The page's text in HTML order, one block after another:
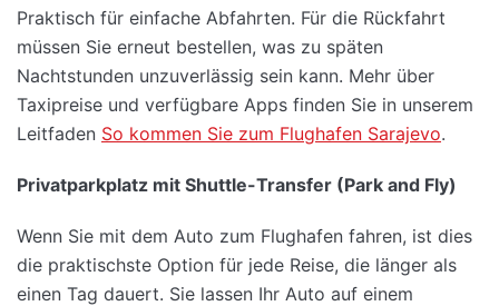
Praktisch für einfache Abfahrten. Für die Rückfahrt
müssen Sie erneut bestellen, was zu späten
Nachtstunden unzuverlässig sein kann. Mehr über
Taxipreise und verfügbare Apps finden Sie in unserem
Leitfaden So kommen Sie zum Flughafen Sarajevo.
Privatparkplatz mit Shuttle-Transfer (Park and Fly)
Wenn Sie mit dem Auto zum Flughafen fahren, ist dies
die praktischste Option für jede Reise, die länger als
einen Tag dauert. Sie lassen Ihr Auto auf einem